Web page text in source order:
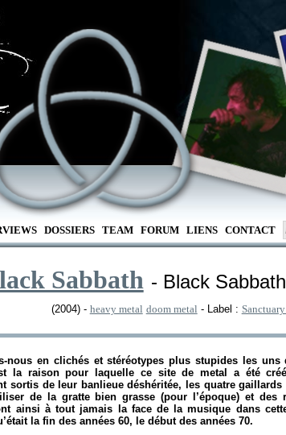
DOSSIERS TEAM FORUM LIENS CONTACT
Sabbath - Black
(2004) - heavy metal doom metal - Label :
nous en clichés et stéréotypes plus stupides les
la raison pour laquelle ce site de metal a été
sortis de leur banlieue déshéritée, les quatre
de la gratte bien grasse (pour l’époque) et des
ainsi à tout jamais la face de la musique dans
la fin des années 60, le début des années 70.